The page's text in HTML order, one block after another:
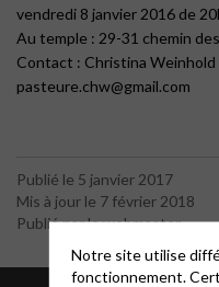
vendredi 8 janvier 2016 de
Au temple : 29-31 chemin
Contact : Christina Weinhold
pasteure.chw@gmail.com
Publié le 5 janvier 2017
Mis à jour le 7 février 2018
Publié par le webmaster
Notre site utilise
fonctionnement.